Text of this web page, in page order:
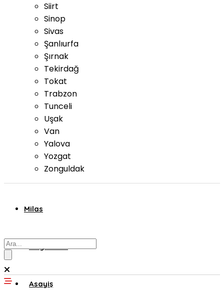
Siirt
Sinop
Sivas
Şanlıurfa
Şırnak
Tekirdağ
Tokat
Trabzon
Tunceli
Uşak
Van
Yalova
Yozgat
Zonguldak
Milas
Muğla’dan
Asayiş